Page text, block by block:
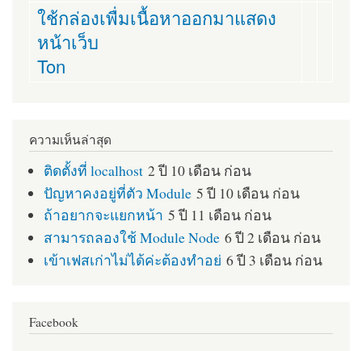
ใช้กล่องเพื่มเนื้อหาออกมาแสดง
หน้าเว็บ
Ton
ความเห็นล่าสุด
ติดตั้งที่ localhost 2 ปี 10 เดือน ก่อน
ปัญหาคงอยู่ที่ตัว Module 5 ปี 10 เดือน ก่อน
ถ้าอยากจะแยกหน้า 5 ปี 11 เดือน ก่อน
สามารถลองใช้ Module Node 6 ปี 2 เดือน ก่อน
เข้าเฟสเก่าไม่ได้ค่ะต้องทำอย่ 6 ปี 3 เดือน ก่อน
Facebook